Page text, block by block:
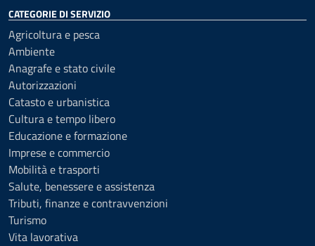
CATEGORIE DI SERVIZIO
Agricoltura e pesca
Ambiente
Anagrafe e stato civile
Autorizzazioni
Catasto e urbanistica
Cultura e tempo libero
Educazione e formazione
Imprese e commercio
Mobilità e trasporti
Salute, benessere e assistenza
Tributi, finanze e contravvenzioni
Turismo
Vita lavorativa